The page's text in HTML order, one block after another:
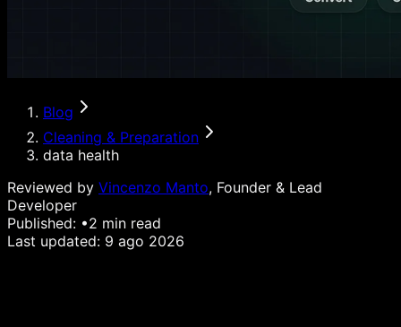
Blog
Cleaning & Preparation
data health
Reviewed by Vincenzo Manto, Founder & Lead
Developer
Published: •2 min read
Last updated: 9 ago 2026